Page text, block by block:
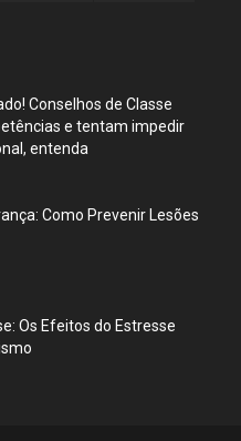
Conselhos de Classe
e tentam impedir
entenda
Como Prevenir Lesões
Os Efeitos do Estresse